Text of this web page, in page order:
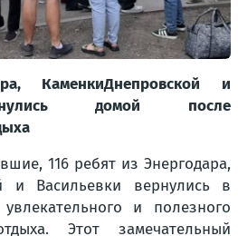
КаменкиДнепровской и
домой после
116 ребят из Энергодара,
и Васильевки вернулись в
и полезного
Этот замечательный